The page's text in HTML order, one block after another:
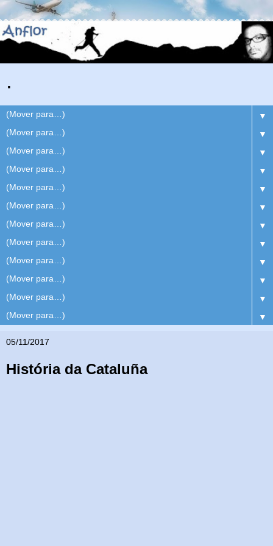
.
▼
▼
▼
▼
▼
▼
▼
▼
▼
▼
▼
▼
05/11/2017
História da Cataluña